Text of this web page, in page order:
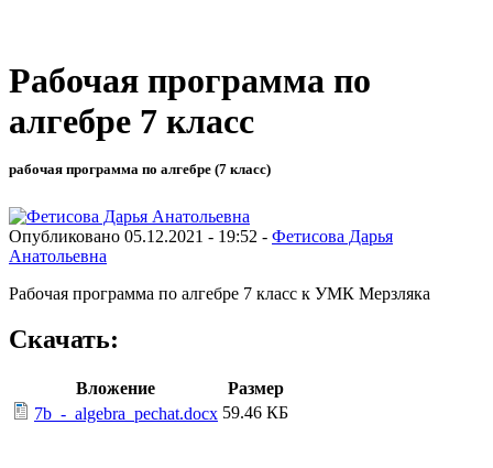
Рабочая программа по
алгебре 7 класс
рабочая программа по алгебре (7 класс)
Опубликовано 05.12.2021 - 19:52 - Фетисова Дарья
Анатольевна
Рабочая программа по алгебре 7 класс к УМК Мерзляка
Скачать:
Вложение
Размер
7b_-_algebra_pechat.docx 59.46 КБ